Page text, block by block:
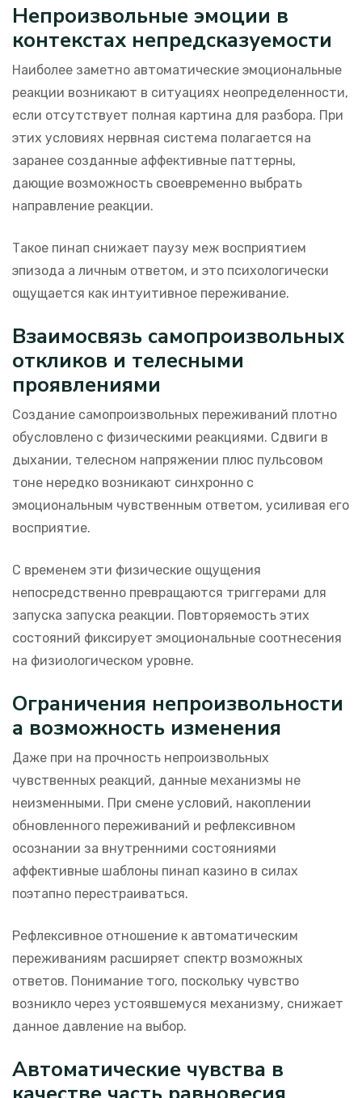
Непроизвольные эмоции в
контекстах непредсказуемости
Наиболее заметно автоматические эмоциональные
реакции возникают в ситуациях неопределенности,
если отсутствует полная картина для разбора. При
этих условиях нервная система полагается на
заранее созданные аффективные паттерны,
дающие возможность своевременно выбрать
направление реакции.
Такое пинап снижает паузу меж восприятием
эпизода а личным ответом, и это психологически
ощущается как интуитивное переживание.
Взаимосвязь самопроизвольных
откликов и телесными
проявлениями
Создание самопроизвольных переживаний плотно
обусловлено с физическими реакциями. Сдвиги в
дыхании, телесном напряжении плюс пульсовом
тоне нередко возникают синхронно с
эмоциональным чувственным ответом, усиливая его
восприятие.
С временем эти физические ощущения
непосредственно превращаются триггерами для
запуска запуска реакции. Повторяемость этих
состояний фиксирует эмоциональные соотнесения
на физиологическом уровне.
Ограничения непроизвольности
а возможность изменения
Даже при на прочность непроизвольных
чувственных реакций, данные механизмы не
неизменными. При смене условий, накоплении
обновленного переживаний и рефлексивном
осознании за внутренними состояниями
аффективные шаблоны пинап казино в силах
поэтапно перестраиваться.
Рефлексивное отношение к автоматическим
переживаниям расширяет спектр возможных
ответов. Понимание того, поскольку чувство
возникло через устоявшемуся механизму, снижает
данное давление на выбор.
Автоматические чувства в